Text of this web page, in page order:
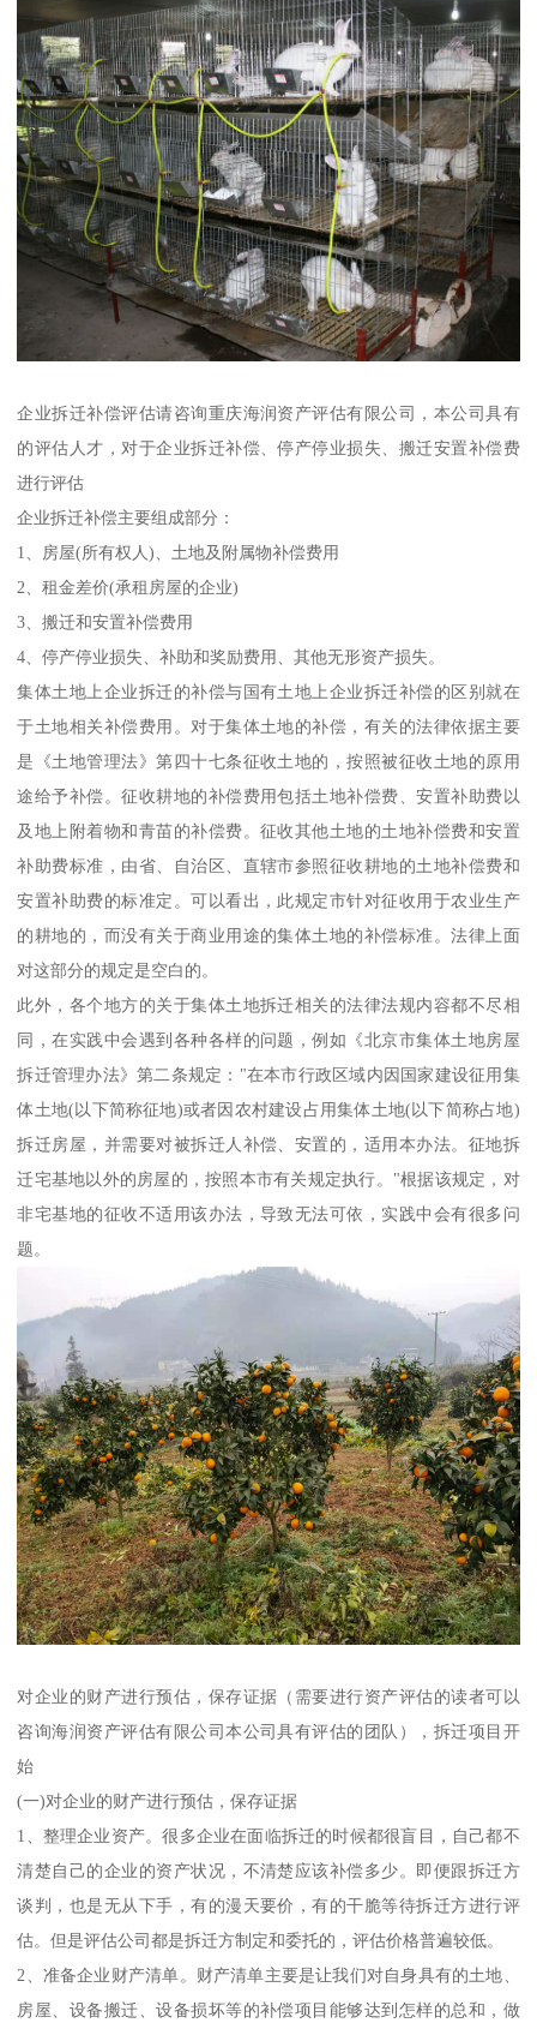
企业拆迁补偿评估请咨询重庆海润资产评估有限公司，本公司具有
的评估人才，对于企业拆迁补偿、停产停业损失、搬迁安置补偿费
进行评估
企业拆迁补偿主要组成部分：
1、房屋(所有权人)、土地及附属物补偿费用
2、租金差价(承租房屋的企业)
3、搬迁和安置补偿费用
4、停产停业损失、补助和奖励费用、其他无形资产损失。
集体土地上企业拆迁的补偿与国有土地上企业拆迁补偿的区别就在
于土地相关补偿费用。对于集体土地的补偿，有关的法律依据主要
是《土地管理法》第四十七条征收土地的，按照被征收土地的原用
途给予补偿。征收耕地的补偿费用包括土地补偿费、安置补助费以
及地上附着物和青苗的补偿费。征收其他土地的土地补偿费和安置
补助费标准，由省、自治区、直辖市参照征收耕地的土地补偿费和
安置补助费的标准定。可以看出，此规定市针对征收用于农业生产
的耕地的，而没有关于商业用途的集体土地的补偿标准。法律上面
对这部分的规定是空白的。
此外，各个地方的关于集体土地拆迁相关的法律法规内容都不尽相
同，在实践中会遇到各种各样的问题，例如《北京市集体土地房屋
拆迁管理办法》第二条规定："在本市行政区域内因国家建设征用集
体土地(以下简称征地)或者因农村建设占用集体土地(以下简称占地)
拆迁房屋，并需要对被拆迁人补偿、安置的，适用本办法。征地拆
迁宅基地以外的房屋的，按照本市有关规定执行。"根据该规定，对
非宅基地的征收不适用该办法，导致无法可依，实践中会有很多问
题。
对企业的财产进行预估，保存证据（需要进行资产评估的读者可以
咨询海润资产评估有限公司本公司具有评估的团队），拆迁项目开
始
(一)对企业的财产进行预估，保存证据
1、整理企业资产。很多企业在面临拆迁的时候都很盲目，自己都不
清楚自己的企业的资产状况，不清楚应该补偿多少。即便跟拆迁方
谈判，也是无从下手，有的漫天要价，有的干脆等待拆迁方进行评
估。但是评估公司都是拆迁方制定和委托的，评估价格普遍较低。
2、准备企业财产清单。财产清单主要是让我们对自身具有的土地、
房屋、设备搬迁、设备损坏等的补偿项目能够达到怎样的总和，做